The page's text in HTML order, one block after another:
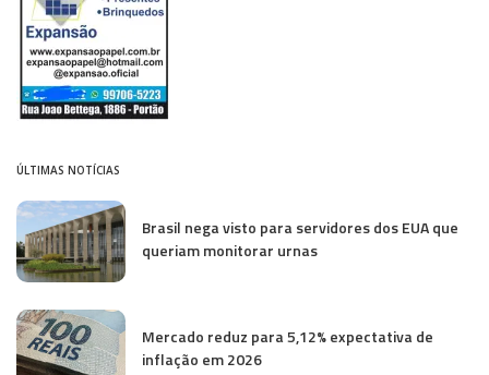
ÚLTIMAS NOTÍCIAS
Brasil nega visto para servidores dos EUA que
queriam monitorar urnas
Mercado reduz para 5,12% expectativa de
inflação em 2026